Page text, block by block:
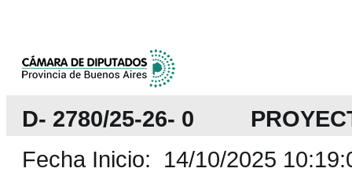
D- 2780/25-26- 0
Fecha Inicio: 14/10/2025